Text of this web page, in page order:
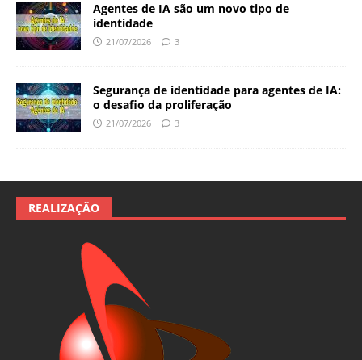
Agentes de IA são um novo tipo de
identidade
21/07/2026 3
Segurança de identidade para agentes de IA:
o desafio da proliferação
21/07/2026 3
REALIZAÇÃO